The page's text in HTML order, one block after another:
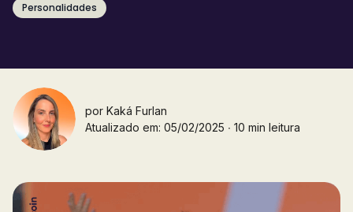
Personalidades
por Kaká Furlan
Atualizado em: 05/02/2025 ∙ 10 min leitura